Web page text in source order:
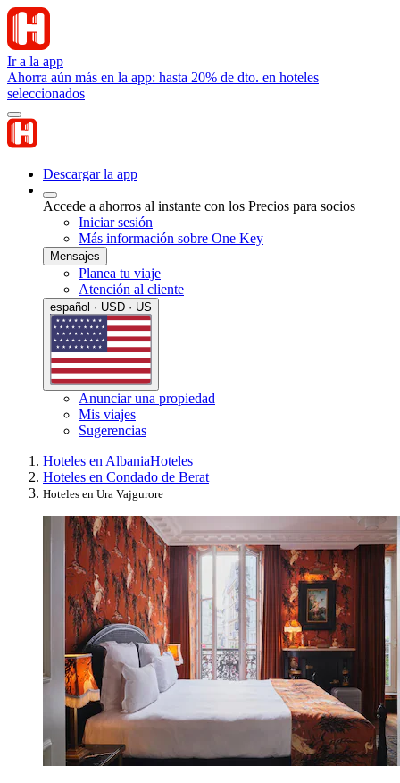
Ir a la app
Ahorra aún más en la app: hasta 20% de dto. en hoteles
seleccionados
Descargar la app
Accede a ahorros al instante con los Precios para socios
Iniciar sesión
Más información sobre One Key
Mensajes
Planea tu viaje
Atención al cliente
español · USD · US
Anunciar una propiedad
Mis viajes
Sugerencias
Hoteles en AlbaniaHoteles
Hoteles en Condado de Berat
Hoteles en Ura Vajgurore